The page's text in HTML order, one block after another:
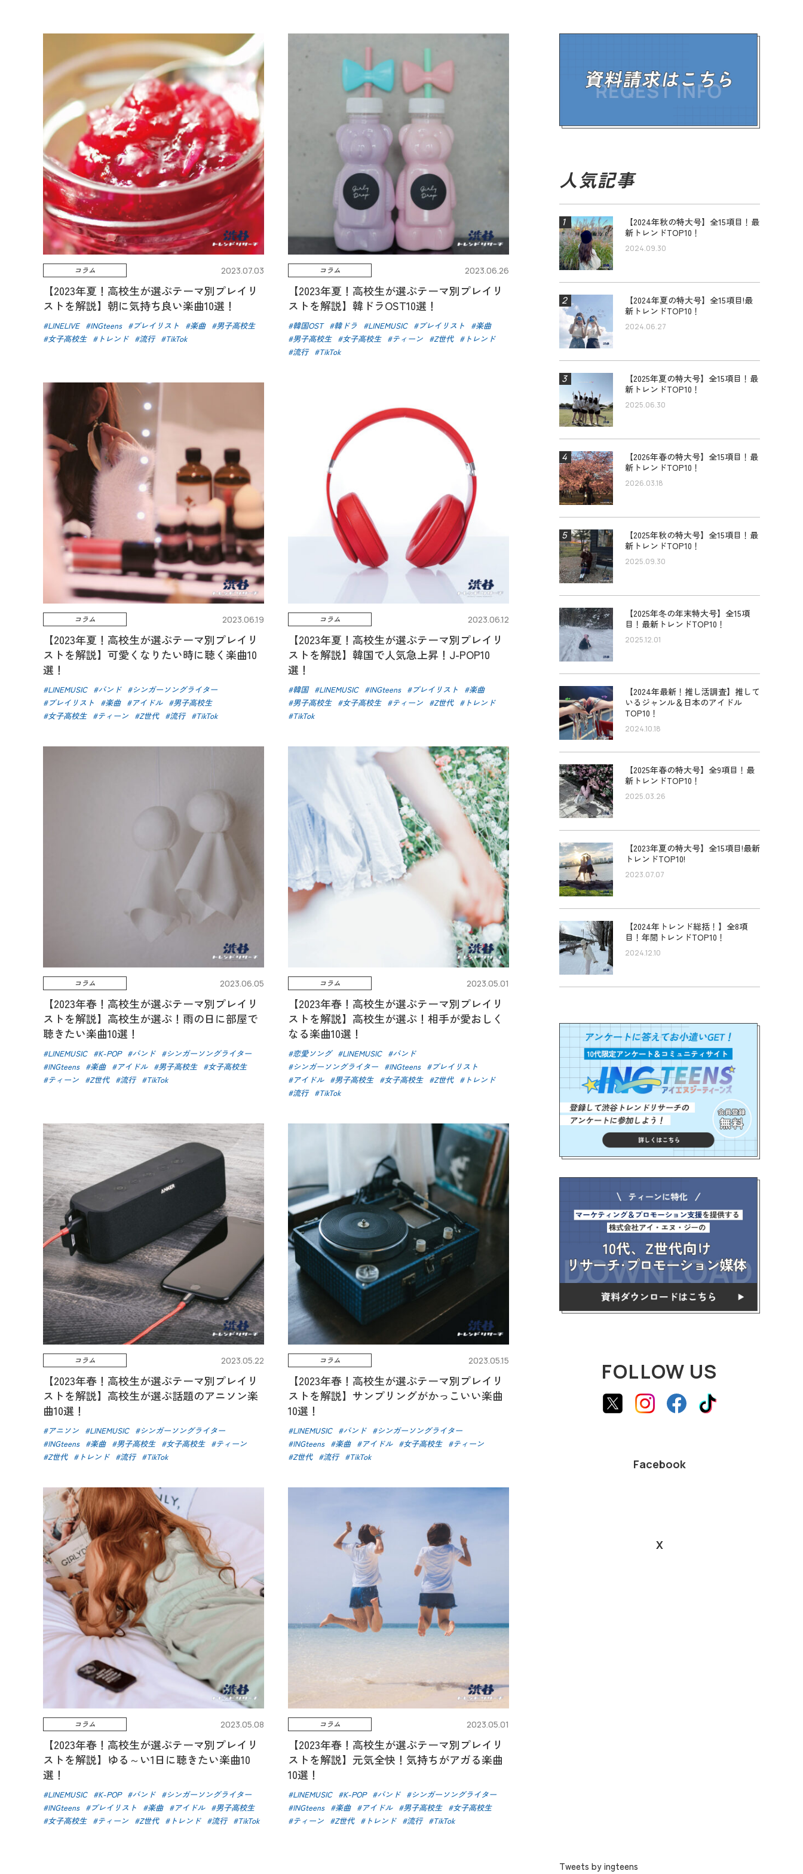
コラム 2023.07.03
【2023年夏！高校生が選ぶテーマ別プレイリ
ストを解説】朝に気持ち良い楽曲10選！
LINELIVE INGteens プレイリスト 楽曲
男子高校生
女子高校生
トレンド 流行 TikTok
コラム 2023.06.26
【2023年夏！高校生が選ぶテーマ別プレイリ
ストを解説】韓ドラOST10選！
韓国OST 韓ドラ LINEMUSIC プレイリスト
楽曲
男子高校生
女子高校生 ティーン Z世代
トレンド
流行
TikTok
コラム 2023.06.19
【2023年夏！高校生が選ぶテーマ別プレイリ
ストを解説】可愛くなりたい時に聴く楽曲10
選！
LINEMUSIC バンド
シンガーソングライター
プレイリスト
楽曲 アイドル
男子高校生
女子高校生
ティーン Z世代 流行 TikTok
コラム 2023.06.12
【2023年夏！高校生が選ぶテーマ別プレイリ
ストを解説】韓国で人気急上昇！J-POP10
選！
韓国 LINEMUSIC INGteens プレイリスト
楽曲
男子高校生
女子高校生 ティーン Z世代
トレンド
TikTok
コラム 2023.06.05
【2023年春！高校生が選ぶテーマ別プレイリ
ストを解説】高校生が選ぶ！雨の日に部屋で
聴きたい楽曲10選！
LINEMUSIC K-POP バンド
シンガーソングライター
INGteens
楽曲 アイドル 男子高校生
女子高校生
ティーン
Z世代 流行 TikTok
コラム 2023.05.01
【2023年春！高校生が選ぶテーマ別プレイリ
ストを解説】高校生が選ぶ！相手が愛おしく
なる楽曲10選！
恋愛ソング LINEMUSIC
バンド
シンガーソングライター
INGteens
プレイリスト
アイドル
男子高校生 女子高校生 Z世代
トレンド
流行
TikTok
コラム 2023.05.22
【2023年春！高校生が選ぶテーマ別プレイリ
ストを解説】高校生が選ぶ話題のアニソン楽
曲10選！
アニソン LINEMUSIC
シンガーソングライター
INGteens
楽曲 男子高校生 女子高校生
ティーン
Z世代
トレンド 流行 TikTok
コラム 2023.05.15
【2023年春！高校生が選ぶテーマ別プレイリ
ストを解説】サンプリングがかっこいい楽曲
10選！
LINEMUSIC バンド
シンガーソングライター
INGteens
楽曲 アイドル 女子高校生
ティーン
Z世代
流行 TikTok
コラム 2023.05.08
【2023年春！高校生が選ぶテーマ別プレイリ
ストを解説】ゆる～い1日に聴きたい楽曲10
選！
LINEMUSIC K-POP バンド
シンガーソングライター
INGteens
プレイリスト 楽曲 アイドル
男子高校生
女子高校生
ティーン Z世代 トレンド 流行 TikTok
コラム 2023.05.01
【2023年春！高校生が選ぶテーマ別プレイリ
ストを解説】元気全快！気持ちがアガる楽曲
10選！
LINEMUSIC K-POP バンド
シンガーソングライター
INGteens
楽曲 アイドル 男子高校生
女子高校生
ティーン
Z世代 トレンド 流行 TikTok
人気記事
【2024年秋の特大号】全15項目！最
新トレンドTOP10！
2024.09.30
【2024年夏の特大号】全15項目!最
新トレンドTOP10！
2024.06.27
【2025年夏の特大号】全15項目！最
新トレンドTOP10！
2025.06.30
【2026年春の特大号】全15項目！最
新トレンドTOP10！
2026.03.18
【2025年秋の特大号】全15項目！最
新トレンドTOP10！
2025.09.30
【2025年冬の年末特大号】全15項
目！最新トレンドTOP10！
2025.12.01
【2024年最新！推し活調査】推して
いるジャンル＆日本のアイドル
TOP10！
2024.10.18
【2025年春の特大号】全9項目！最
新トレンドTOP10！
2025.03.26
【2023年夏の特大号】全15項目!最新
トレンドTOP10!
2023.07.07
【2024年トレンド総括！】全8項
目！年間トレンドTOP10！
2024.12.10
FOLLOW US
Facebook
X
Tweets by ingteens